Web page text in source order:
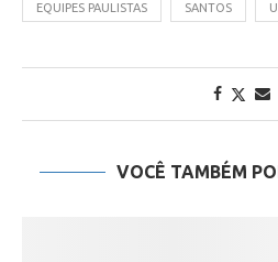
EQUIPES PAULISTAS SANTOS
VOCÊ TAMBÉM